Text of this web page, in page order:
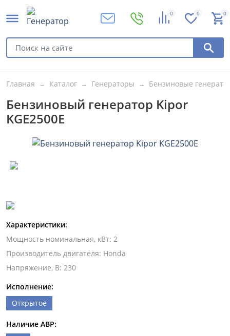
0 0 0
Главная Каталог Генераторы Бензиновые
Бензиновый генератор Kipor
KGE2500E
Характеристики:
Мощность номинальная, кВт: 2
Производитель двигателя: Honda
Напряжение, В: 230
Исполнение:
Открытое
Наличие АВР: